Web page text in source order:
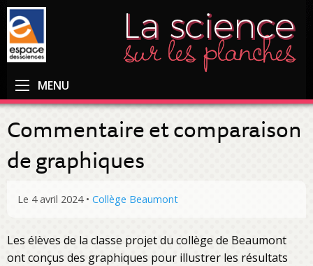
MENU
Commentaire et comparaison
de graphiques
Le 4 avril 2024 • Collège Beaumont
Les élèves de la classe projet du collège de Beaumont
ont conçus des graphiques pour illustrer les résultats